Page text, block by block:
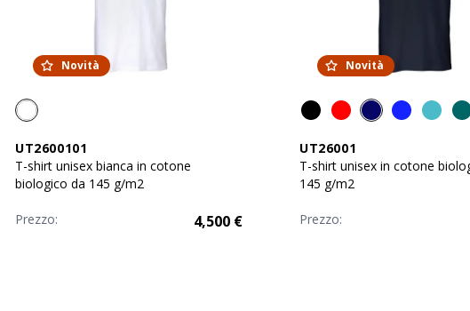
Novità
UT2600101
T-shirt unisex bianca in cotone
biologico da 145 g/m2
Prezzo: 4,500€
Novità
UT26001
T-shirt unisex in cotone
145 g/m2
Prezzo: